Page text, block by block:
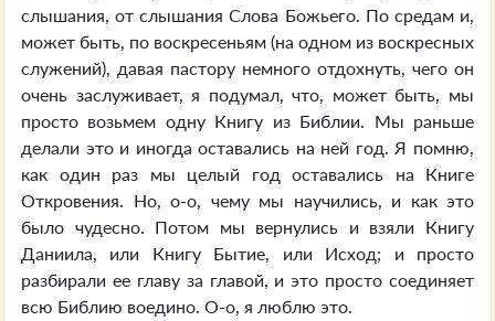
слышания, от слышания Слова Божьего. По средам и,
может быть, по воскресеньям (на одном из воскресных
служений), давая пастору немного отдохнуть, чего он
очень заслуживает, я подумал, что, может быть, мы
просто возьмем одну Книгу из Библии. Мы раньше
делали это и иногда оставались на ней год. Я помню,
как один раз мы целый год оставались на Книге
Откровения. Но, о-о, чему мы научились, и как это
было чудесно. Потом мы вернулись и взяли Книгу
Даниила, или Книгу Бытие, или Исход; и просто
разбирали ее главу за главой, и это просто соединяет
всю Библию воедино. О-о, я люблю это.